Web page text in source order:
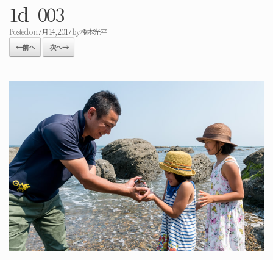
1d_003
Posted on7月 14, 2017by橋本光平
← 前へ 次へ →